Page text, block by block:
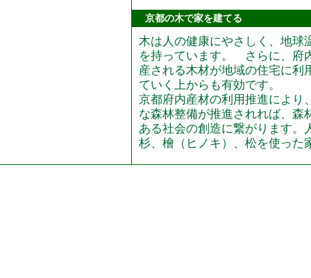
京都の木で家を建てる
木は人の健康にやさしく、地球
を持っています。 さらに、府
産される木材が地域の住宅に利
ていく上からも有効です。
京都府内産材の利用推進により
な森林整備が推進されれば、森
ある社会の創造に繋がります。
杉、檜（ヒノキ）、松を使っ